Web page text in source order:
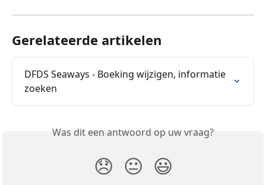
Gerelateerde artikelen
DFDS Seaways - Boeking wijzigen, informatie
zoeken
Was dit een antwoord op uw vraag?
😞 😐 😃